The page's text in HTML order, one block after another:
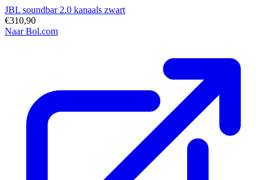
JBL soundbar 2.0 kanaals zwart
€310,90
Naar Bol.com